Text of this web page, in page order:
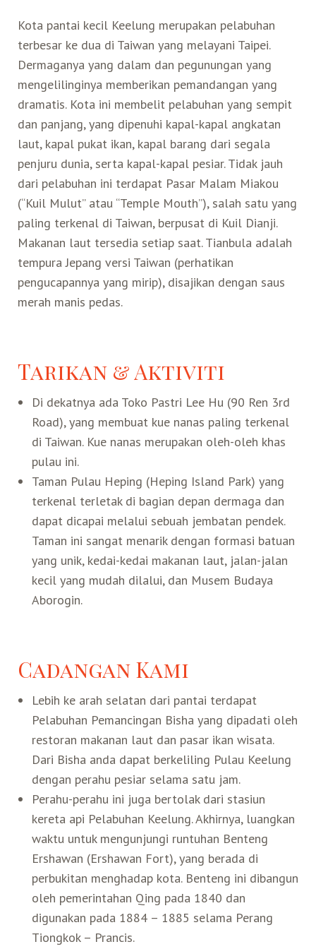
Agen Perjalanan
Mata Air Panas
LOHAS
Ekowisata
Wisata Kereta Api
Budaya & Warisan
Wisata Yang Dapat Diakses
Pasar Malam
Tur Bis Wisata
Wisata Alam – Scenic Spot
Taiwan Tips
Teh Kelas Dunia
Bis
U-Bike
Mobil
Bandara Internasional
Atraksi Taiwan Bagian Timur
Atraksi Taiwan Bagian Tengah
Atraksi Taiwan Bagian Selatan
Atraksi Kepulauan di Pesisir Pantai
Search for:
Kota pantai kecil Keelung merupakan pelabuhan
terbesar ke dua di Taiwan yang melayani Taipei.
Dermaganya yang dalam dan pegunungan yang
mengelilinginya memberikan pemandangan yang
dramatis. Kota ini membelit pelabuhan yang sempit
dan panjang, yang dipenuhi kapal-kapal angkatan
laut, kapal pukat ikan, kapal barang dari segala
penjuru dunia, serta kapal-kapal pesiar. Tidak jauh
dari pelabuhan ini terdapat Pasar Malam Miakou
(“Kuil Mulut” atau “Temple Mouth”), salah satu yang
paling terkenal di Taiwan, berpusat di Kuil Dianji.
Makanan laut tersedia setiap saat. Tianbula adalah
tempura Jepang versi Taiwan (perhatikan
pengucapannya yang mirip), disajikan dengan saus
merah manis pedas.
Tarikan & Aktiviti
Di dekatnya ada Toko Pastri Lee Hu (90 Ren 3rd
Road), yang membuat kue nanas paling terkenal
di Taiwan. Kue nanas merupakan oleh-oleh khas
pulau ini.
Taman Pulau Heping (Heping Island Park) yang
terkenal terletak di bagian depan dermaga dan
dapat dicapai melalui sebuah jembatan pendek.
Taman ini sangat menarik dengan formasi batuan
yang unik, kedai-kedai makanan laut, jalan-jalan
kecil yang mudah dilalui, dan Musem Budaya
Aborogin.
Cadangan Kami
Lebih ke arah selatan dari pantai terdapat
Pelabuhan Pemancingan Bisha yang dipadati oleh
restoran makanan laut dan pasar ikan wisata.
Dari Bisha anda dapat berkeliling Pulau Keelung
dengan perahu pesiar selama satu jam.
Perahu-perahu ini juga bertolak dari stasiun
kereta api Pelabuhan Keelung. Akhirnya, luangkan
waktu untuk mengunjungi runtuhan Benteng
Ershawan (Ershawan Fort), yang berada di
perbukitan menghadap kota. Benteng ini dibangun
oleh pemerintahan Qing pada 1840 dan
digunakan pada 1884 – 1885 selama Perang
Tiongkok – Prancis.